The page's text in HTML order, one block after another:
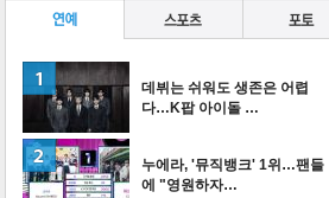
데뷔는 쉬워도 생존은 어렵
다…K팝 아이돌 …
누에라, '뮤직뱅크' 1위…팬들
에 "영원하자…